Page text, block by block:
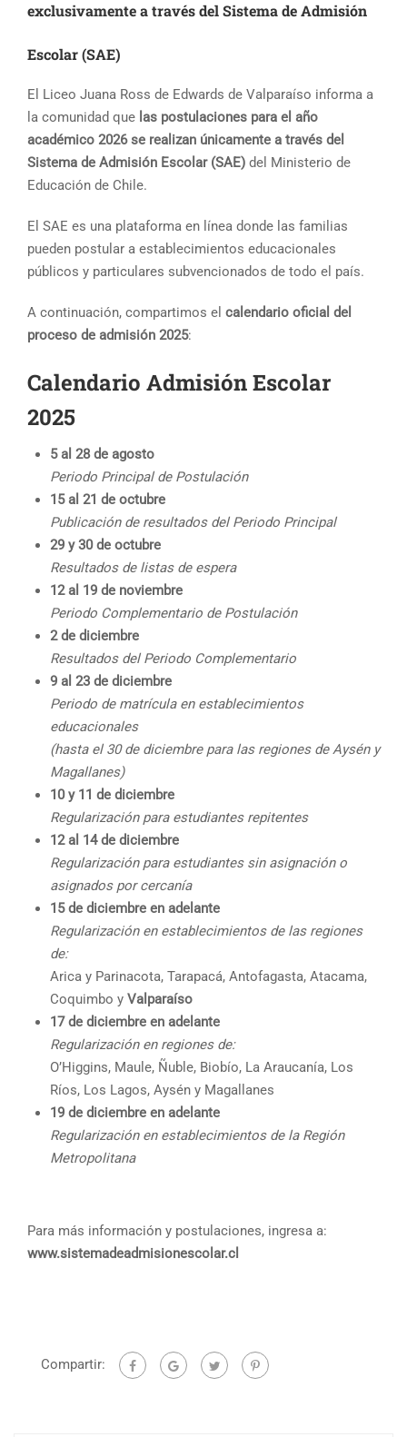
exclusivamente a través del Sistema de Admisión
Escolar (SAE)
El Liceo Juana Ross de Edwards de Valparaíso informa a
la comunidad que las postulaciones para el año
académico 2026 se realizan únicamente a través del
Sistema de Admisión Escolar (SAE) del Ministerio de
Educación de Chile.
El SAE es una plataforma en línea donde las familias
pueden postular a establecimientos educacionales
públicos y particulares subvencionados de todo el país.
A continuación, compartimos el calendario oficial del
proceso de admisión 2025:
Calendario Admisión Escolar
2025
5 al 28 de agosto
Periodo Principal de Postulación
15 al 21 de octubre
Publicación de resultados del Periodo Principal
29 y 30 de octubre
Resultados de listas de espera
12 al 19 de noviembre
Periodo Complementario de Postulación
2 de diciembre
Resultados del Periodo Complementario
9 al 23 de diciembre
Periodo de matrícula en establecimientos
educacionales
(hasta el 30 de diciembre para las regiones de Aysén y
Magallanes)
10 y 11 de diciembre
Regularización para estudiantes repitentes
12 al 14 de diciembre
Regularización para estudiantes sin asignación o
asignados por cercanía
15 de diciembre en adelante
Regularización en establecimientos de las regiones
de:
Arica y Parinacota, Tarapacá, Antofagasta, Atacama,
Coquimbo y Valparaíso
17 de diciembre en adelante
Regularización en regiones de:
O’Higgins, Maule, Ñuble, Biobío, La Araucanía, Los
Ríos, Los Lagos, Aysén y Magallanes
19 de diciembre en adelante
Regularización en establecimientos de la Región
Metropolitana
Para más información y postulaciones, ingresa a:
www.sistemadeadmisionescolar.cl
Compartir: